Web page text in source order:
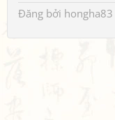
Đăng bởi hongha83